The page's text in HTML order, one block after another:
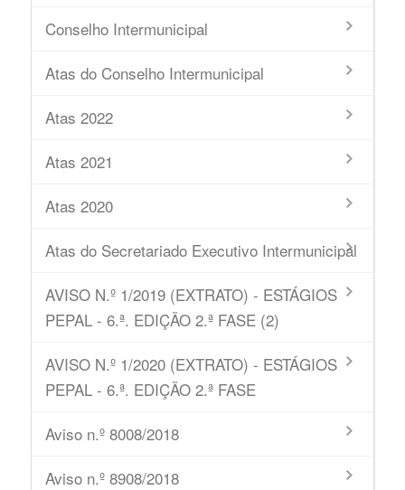
Conselho Intermunicipal
Atas do Conselho Intermunicipal
Atas 2022
Atas 2021
Atas 2020
Atas do Secretariado Executivo Intermunicipal
AVISO N.º 1/2019 (EXTRATO) - ESTÁGIOS
PEPAL - 6.ª. EDIÇÃO 2.ª FASE (2)
AVISO N.º 1/2020 (EXTRATO) - ESTÁGIOS
PEPAL - 6.ª. EDIÇÃO 2.ª FASE
Aviso n.º 8008/2018
Aviso n.º 8908/2018